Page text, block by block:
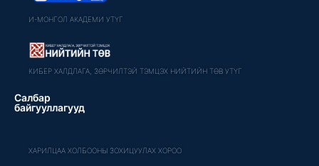
И-МОНГОЛ АКАДЕМИ УТҮГ
КИБЕР ХАЛДЛАГА, ЗӨРЧИЛТЭЙ ТЭМЦЭХ НИЙТИЙН ТӨВ УТҮГ
Салбар
байгууллагууд
ХАРИЛЦАА ХОЛБООНЫ ЗОХИЦУУЛАХ ХОРОО